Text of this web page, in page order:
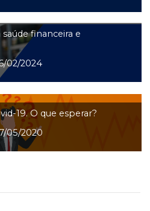
financeira e
02/2024
19. O que esperar?
05/2020